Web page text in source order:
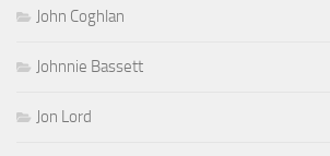
John Coghlan
Johnnie Bassett
Jon Lord